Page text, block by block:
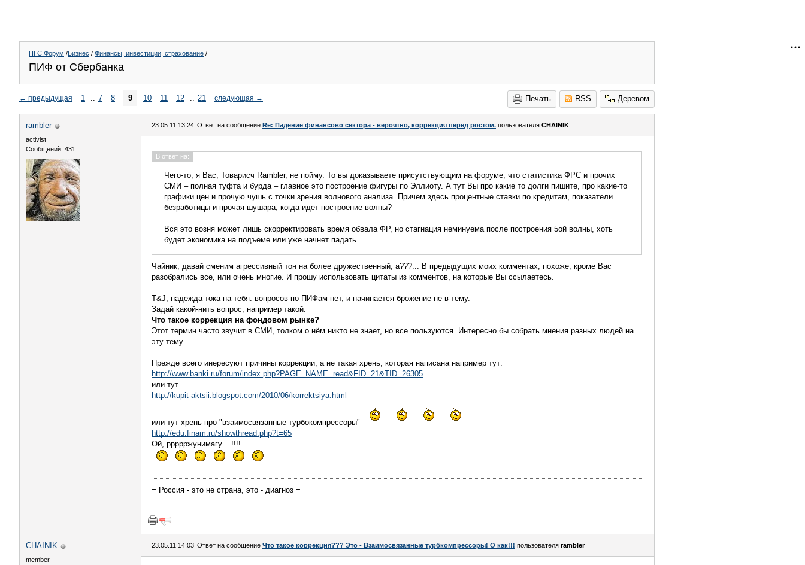
НГС.Форум /Бизнес / Финансы, инвестиции, страхование /
ПИФ от Сбербанка
Печать RSS Деревом
← предыдущая 1 .. 7 8 9 10 11 12 .. 21 следующая →
rambler
activist
Сообщений: 431
23.05.11 13:24 Ответ на сообщение Re: Падение финансово сектора - вероятно, коррекция перед ростом. пользователя CHAINIK
В ответ на:
Чего-то, я Вас, Товарисч Rambler, не пойму. То вы доказываете присутствующим на форуме, что статистика ФРС и прочих
СМИ – полная туфта и бурда – главное это построение фигуры по Эллиоту. А тут Вы про какие то долги пишите, про какие-то
графики цен и прочую чушь с точки зрения волнового анализа. Причем здесь процентные ставки по кредитам, показатели
безработицы и прочая шушара, когда идет построение волны?
Вся это возня может лишь скорректировать время обвала ФР, но стагнация неминуема после построения 5ой волны, хоть
будет экономика на подъеме или уже начнет падать.
Чайник, давай сменим агрессивный тон на более дружественный, а???... В предыдущих моих комментах, похоже, кроме Вас
разобрались все, или очень многие. И прошу использовать цитаты из комментов, на которые Вы ссылаетесь.
T&J, надежда тока на тебя: вопросов по ПИФам нет, и начинается брожение не в тему.
Задай какой-нить вопрос, например такой:
Что такое коррекция на фондовом рынке?
Этот термин часто звучит в СМИ, толком о нём никто не знает, но все пользуются. Интересно бы собрать мнения разных людей на
эту тему.
Прежде всего инересуют причины коррекции, а не такая хрень, которая написана например тут:
http://www.banki.ru/forum/index.php?PAGE_NAME=read&FID=21&TID=26305
или тут
http://kupit-aktsii.blogspot.com/2010/06/korrektsiya.html
или тут хрень про "взаимосвязанные турбокомпрессоры"
http://edu.finam.ru/showthread.php?t=65
Ой, ррррржунимагу....!!!!
= Россия - это не страна, это - диагноз =
CHAINIK
member
23.05.11 14:03 Ответ на сообщение Что такое коррекция??? Это - Взаимосвязанные турбкомпрессоры! О как!!! пользователя rambler